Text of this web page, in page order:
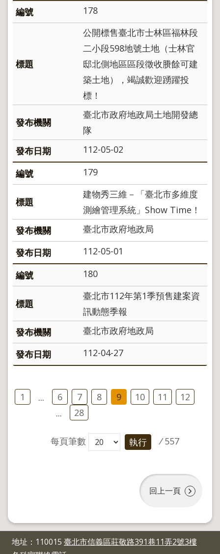
178
公開標售臺北市士林區福林段
二小段598地號土地（士林官
邸北側地區區段徵收賸餘可建
築土地），竭誠歡迎踴躍投
標！
臺北市政府地政局土地開發總
隊
112-05-02
179
建物秀三維－「臺北市多維度
測繪管理系統」Show Time！
臺北市政府地政局
112-05-01
180
臺北市112年第1季預售建案資
訊動態季報
臺北市政府地政局
112-04-27
1 ... 6 7 8 9 10 11
12
...
28
每頁筆數 執行 / 557
回上一頁
地址：110015 臺北市信義區莊敬路391巷11弄2號3樓